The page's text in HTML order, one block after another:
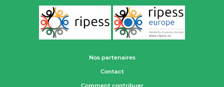
Nos partenaires
Contact
Comment contribuer